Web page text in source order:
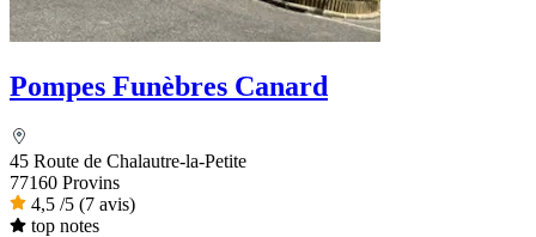
Pompes Funèbres Canard
45 Route de Chalautre-la-Petite
77160 Provins
4,5 /5 (7 avis)
top notes